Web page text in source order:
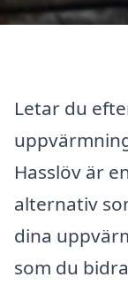
Letar du
Hasslöv är
alternativ
dina
som du